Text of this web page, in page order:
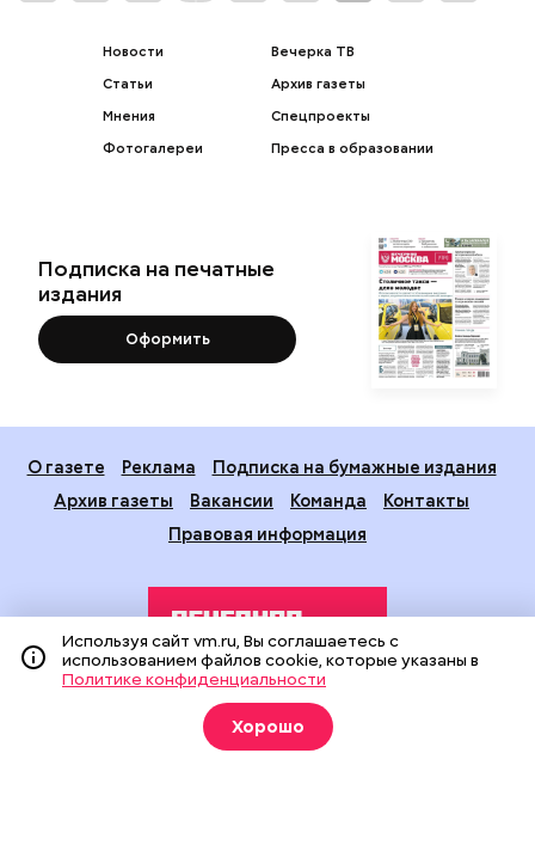
Новости
Статьи
Мнения
Фотогалереи
Вечерка ТВ
Архив газеты
Спецпроекты
Пресса в образовании
Подписка на печатные
издания
Оформить
О газете Реклама
Подписка на бумажные издания
Архив газеты
Вакансии Команда
Контакты
Правовая информация
Издание создано при финансовой поддержке Департамента
средств массовой информации и рекламы города Москвы.
На сайте применяются рекомендательные технологии
Используя сайт vm.ru, Вы соглашаетесь с
использованием файлов cookie, которые указаны в
Политике конфиденциальности
Хорошо